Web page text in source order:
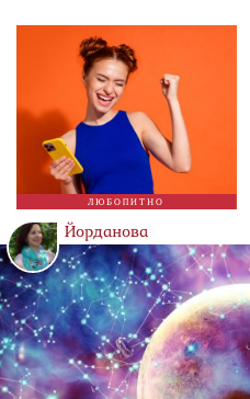
ЛЮБОПИТНО
Йорданова